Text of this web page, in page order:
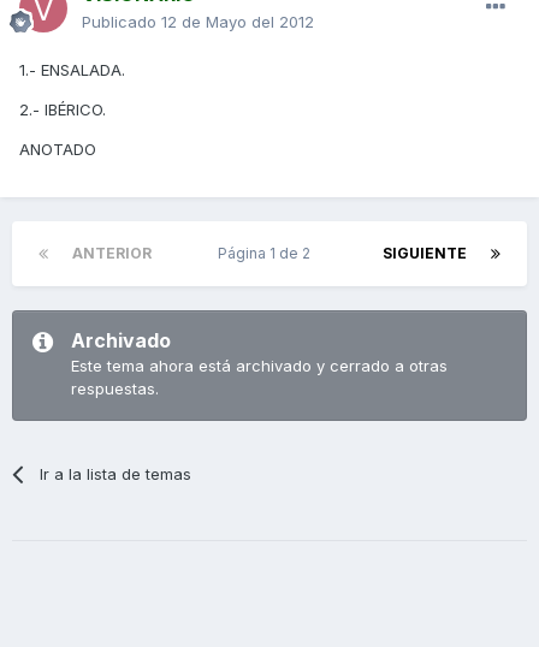
Publicado 12 de Mayo del 2012
1.- ENSALADA.
2.- IBÉRICO.
ANOTADO
ANTERIOR SIGUIENTE
Página 1 de 2
Archivado
Este tema ahora está archivado y cerrado a otras
respuestas.
Ir a la lista de temas